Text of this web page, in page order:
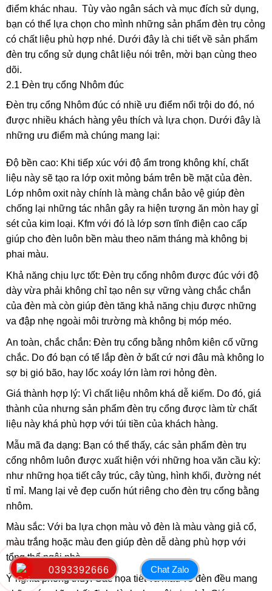
điểm khác nhau. Tùy vào ngân sách và mục đích sử dụng,
bạn có thể lựa chọn cho mình những sản phẩm đèn trụ cỏng
có chất liệu phù hợp nhé. Dưới đây là chi tiết về sản phẩm
đèn trụ cổng sử dụng chât liệu nói trên, mời bạn cùng theo
dõi.
2.1 Đèn trụ cổng Nhôm đúc
Đèn trụ cổng Nhôm đúc có nhiề ưu điểm nổi trội do đó, nó
được nhiều khách hàng yêu thích và lựa chọn. Dưới đây là
những ưu điểm mà chúng mang lại:
Độ bền cao: Khi tiếp xúc với độ ẩm trong không khí, chất
liệu này sẽ tạo ra lớp oxit mỏng bám trên bề mặt của đèn.
Lớp nhôm oxit này chính là màng chắn bảo vệ giúp đèn
chống lại những tác nhân gây ra hiện tượng ăn mòn hay gỉ
sét của kim loại. Kfm với đó là lớp sơn tĩnh điện cao cấp
giúp cho đèn luôn bền màu theo năm tháng mà không bị
phai màu.
Khả năng chịu lực tốt: Đèn trụ cổng nhôm được đúc với độ
dày vừa phải không chỉ tạo nên sự vững vàng chắc chắn
của đèn mà còn giúp đèn tăng khả năng chịu được những
va đập nhẹ ngoài môi trường mà không bị móp méo.
An toàn, chắc chắn: Đèn trụ cổng bằng nhôm kiên cố vững
chắc. Do đó bạn có tể lắp đèn ở bất cứ nơi đâu mà không lo
sợ bị gió bão, hay lốc xoáy lớn làm rơi hỏng đèn.
Giá thành hợp lý: Vì chất liệu nhôm khá dễ kiếm. Do đó, giá
thành của nhưng sản phẩm đèn trụ cổng được làm từ chất
liệu này khá phù hợp với túi tiền của khách hàng.
Mẫu mã đa dạng: Bạn có thể thấy, các sản phẩm đèn trụ
cổng nhôm luôn được xuất hiện với những hoa văn cầu kỳ:
như những họa tiết cây trúc, cây tùng, hình khối, đường nét
tỉ mỉ. Mang lại vẻ đẹp cuốn hút riêng cho đèn trụ cổng bằng
nhôm.
Màu sắc: Với ba lựa chọn màu vỏ đèn là màu vàng giả cổ,
màu trắng hoặc màu đen giúp đèn dễ dàng phù hợp với
tổng thể ngôi nhà.
Ý nghĩa phong thủy: Các họa tiết và màu vỏ đèn đều mang
Chat Zalo
0393392666